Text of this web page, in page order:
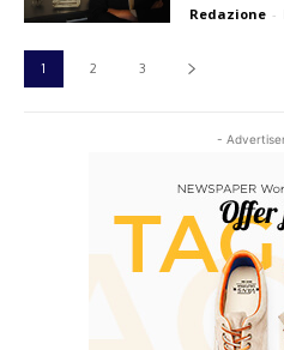
-
Redazione -
1 2 3